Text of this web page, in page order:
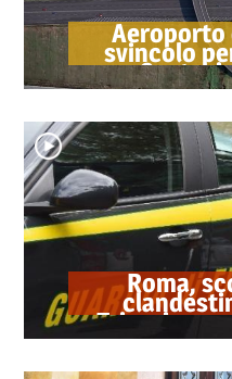
Aeroporto
svincolo
Sosta:
Roma,
Trigoria: